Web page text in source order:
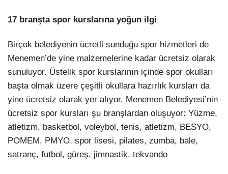
17 branşta spor kurslarına yoğun ilgi
Birçok belediyenin ücretli sunduğu spor hizmetleri de
Menemen’de yine malzemelerine kadar ücretsiz olarak
sunuluyor. Üstelik spor kurslarının içinde spor okulları
başta olmak üzere çeşitli okullara hazırlık kursları da
yine ücretsiz olarak yer alıyor. Menemen Belediyesi’nin
ücretsiz spor kursları şu branşlardan oluşuyor: Yüzme,
atletizm, basketbol, voleybol, tenis, atletizm, BESYO,
POMEM, PMYO, spor lisesi, pilates, zumba, bale,
satranç, futbol, güreş, jimnastik, tekvando